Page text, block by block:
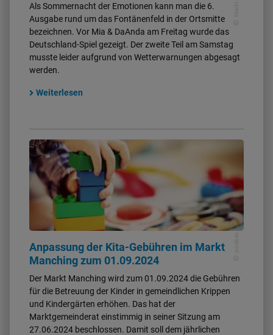
Als Sommernacht der Emotionen kann man die 6.
Ausgabe rund um das Fontänenfeld in der Ortsmitte
bezeichnen. Vor Mia & DaAnda am Freitag wurde das
Deutschland-Spiel gezeigt. Der zweite Teil am Samstag
musste leider aufgrund von Wetterwarnungen abgesagt
werden.
Weiterlesen
Anpassung der Kita-Gebühren im Markt
Manching zum 01.09.2024
Der Markt Manching wird zum 01.09.2024 die Gebühren
für die Betreuung der Kinder in gemeindlichen Krippen
und Kindergärten erhöhen. Das hat der
Marktgemeinderat einstimmig in seiner Sitzung am
27.06.2024 beschlossen. Damit soll dem jährlichen